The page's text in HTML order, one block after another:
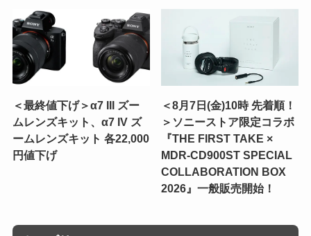
＜最終値下げ＞α7 III ズー
ムレンズキット、α7 IV ズ
ームレンズキット 各22,000
円値下げ
＜8月7日(金)10時 先着順！
＞ソニーストア限定コラボ
『THE FIRST TAKE ×
MDR-CD900ST SPECIAL
COLLABORATION BOX
2026』一般販売開始！